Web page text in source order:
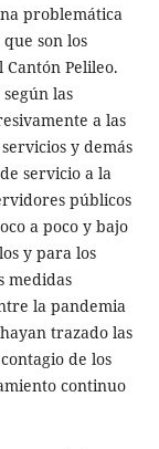
problemática
son los
Pelileo.
las
a las
y demás
servicio a la
públicos
a poco y bajo
y para los
medidas
la pandemia
trazado las
de los
continuo